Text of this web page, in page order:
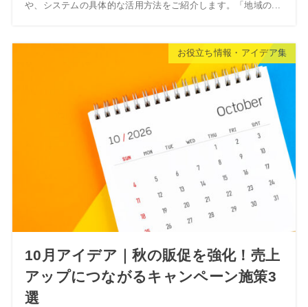
や、システムの具体的な活用方法をご紹介します。「地域の...
お役立ち情報・アイデア集
10月アイデア｜秋の販促を強化！売上
アップにつながるキャンペーン施策3
選